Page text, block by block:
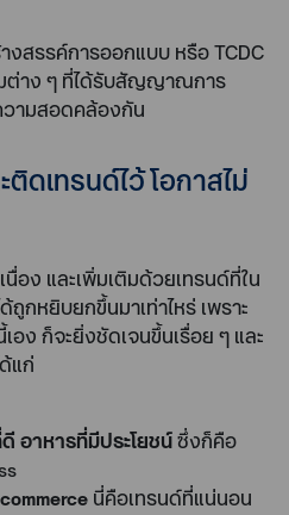
สรรค์การออกแบบ หรือ TCDC
ต่าง ๆ ที่ได้รับสัญญาณการ
วามสอดคล้องกัน
ดเทรนด์ไว้ โอกาสไม่
อง และเพิ่มเติมด้วยเทรนด์ที่ใน
กหยิบยกขึ้นมาเท่าไหร่ เพราะ
อง ก็จะยิ่งชัดเจนขึ้นเรื่อย ๆ และ
แก่
อาหารที่มีประโยชน์ซึ่งก็คือ
นี่คือเทรนด์ที่แน่นอน